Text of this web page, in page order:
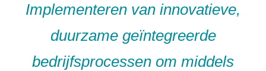
Implementeren van innovatieve,
duurzame geïntegreerde
bedrijfsprocessen om middels